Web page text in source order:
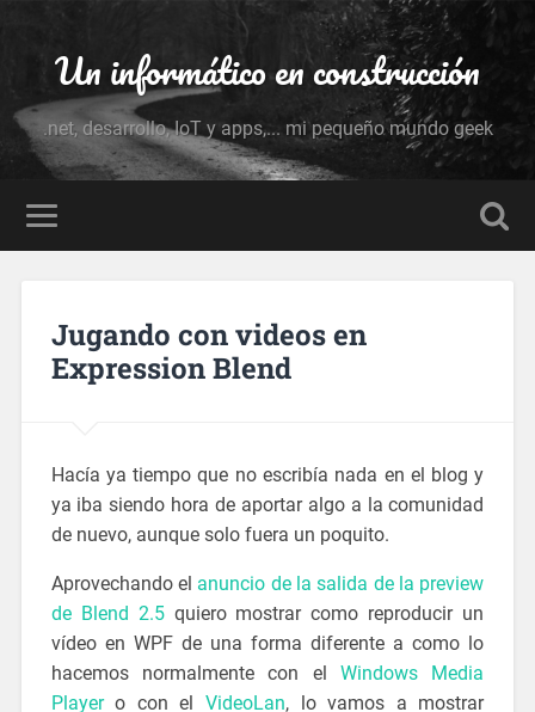
Un informático en construcción
.net, desarrollo, IoT y apps,... mi pequeño mundo geek
Jugando con videos en
Expression Blend
Hacía ya tiempo que no escribía nada en el blog y
ya iba siendo hora de aportar algo a la comunidad
de nuevo, aunque solo fuera un poquito.
Aprovechando el anuncio de la salida de la preview
de Blend 2.5quiero mostrar como reproducir un
vídeo en WPF de una forma diferente a como lo
hacemos normalmente con elWindows Media
Playero con el VideoLan, lo vamos a mostrar